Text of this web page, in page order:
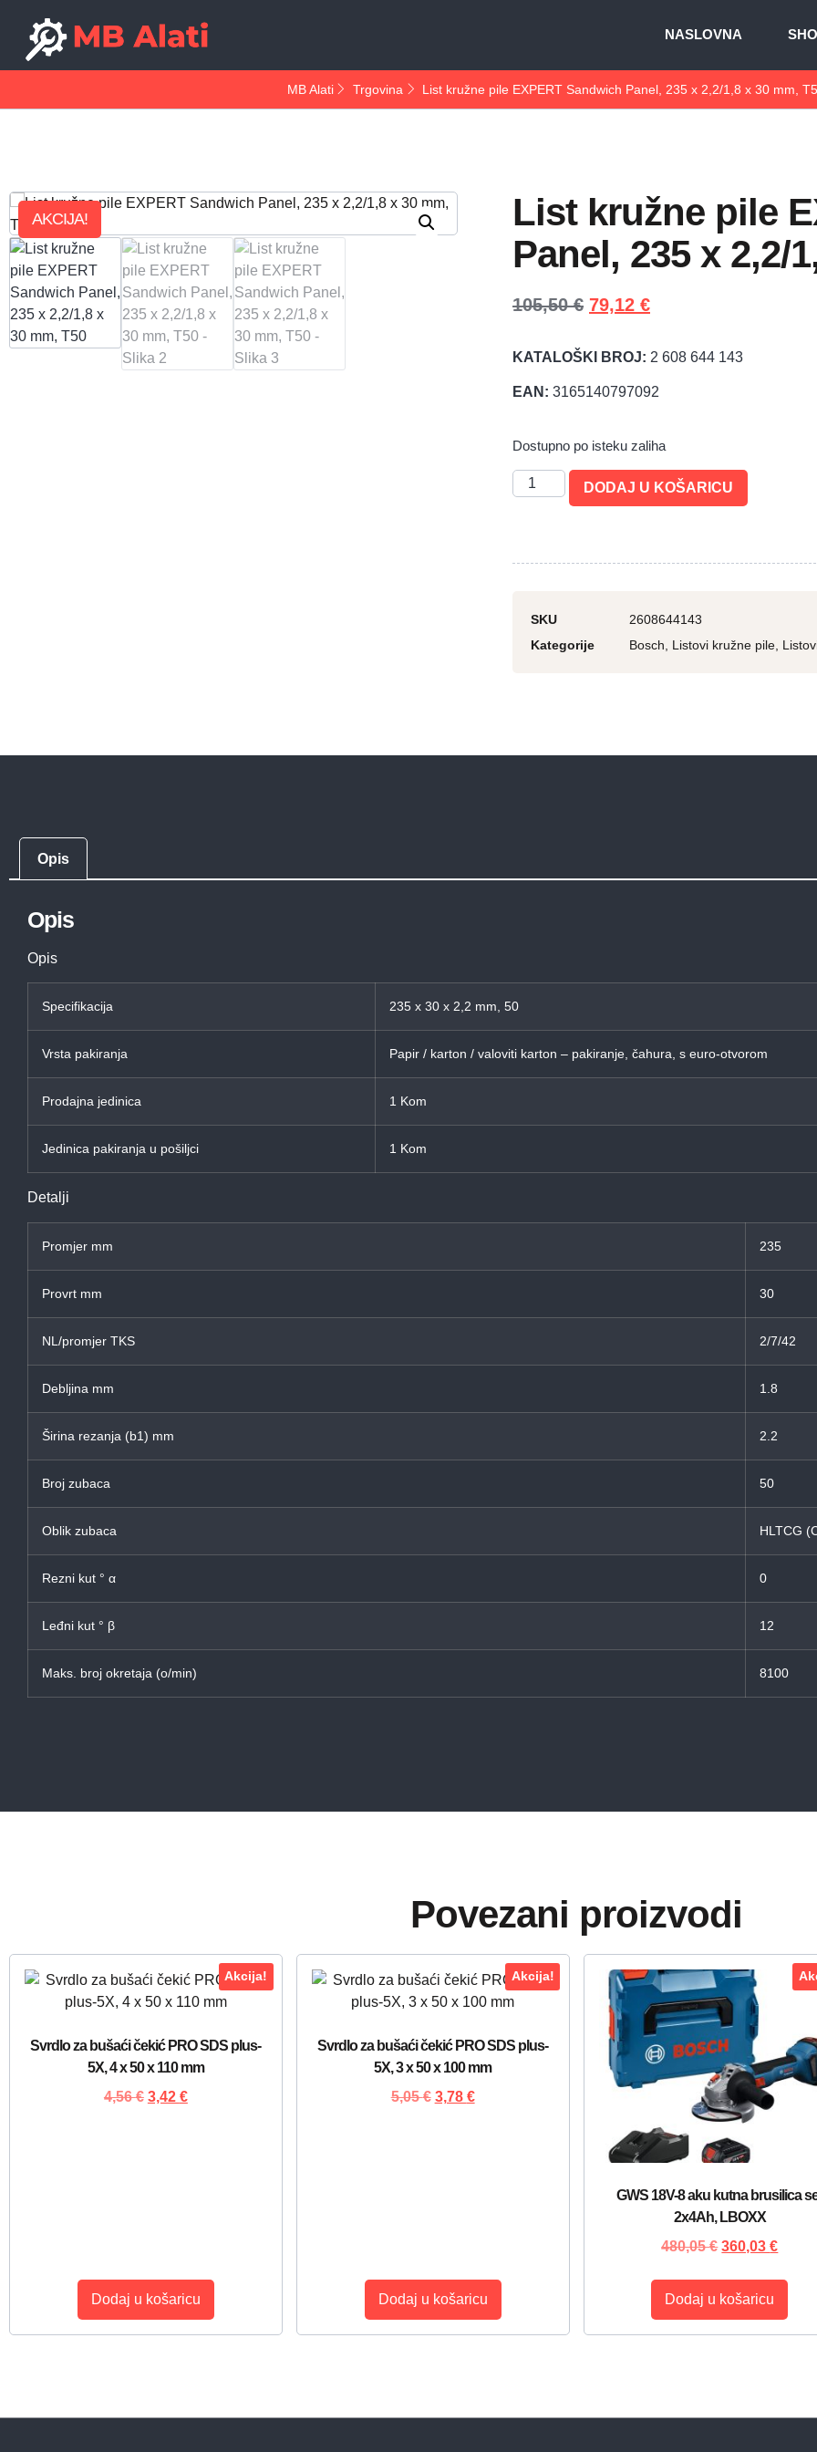
NASLOVNA
MB Alati Trgovina List kružne pile EXPERT Sandwich Panel, 235 x 2,2/1,8 x 30 mm,
AKCIJA!
List kružne pile
Panel, 235 x 2,2/
105,50€ 79,12 €
KATALOŠKI BROJ: 2 608 644 143
EAN: 3165140797092
Dostupno po isteku zaliha
DODAJ U KOŠARICU
SKU
2608644143
Kategorije
Bosch Listovi kružne pile
Opis
Opis
Opis
Specifikacija 235 x 30 x 2,2 mm, 50
Vrsta pakiranja Papir / karton / valoviti karton – pakiranje, čahura, s euro-otvorom
Prodajna jedinica 1 Kom
Jedinica pakiranja u pošiljci 1 Kom
Detalji
Promjer mm 235
Provrt mm 30
NL/promjer TKS 2/7/42
Debljina mm 1.8
Širina rezanja (b1) mm 2.2
Broj zubaca 50
Oblik zubaca HLTCG
Rezni kut ° α 0
Leđni kut ° β 12
Maks. broj okretaja (o/min) 8100
Povezani proizvodi
Akcija!
Svrdlo za bušaći čekić PRO SDS plus-
5X, 4 x 50 x 110 mm
4,56€ 3,42 €
Dodaj u košaricu
Akcija!
Svrdlo za bušaći čekić PRO SDS plus-
5X, 3 x 50 x 100 mm
5,05€ 3,78 €
Dodaj u košaricu
GWS 18V-8 aku kutna brusilica
2x4Ah, LBOXX
480,05€ 360,03€
Dodaj u košaricu